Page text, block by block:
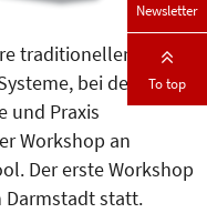
traditionellen
bei denen wir
und Praxis
Workshop an
Der erste Workshop
Darmstadt statt.
Newsletter
To top